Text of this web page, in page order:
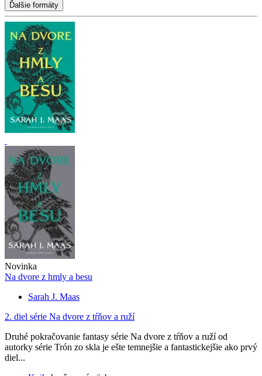
Ďalšie formáty
Novinka
Na dvore z hmly a besu
Sarah J. Maas
2. diel série Na dvore z tŕňov a ruží
Druhé pokračovanie fantasy série Na dvore z tŕňov a ruží od
autorky série Trón zo skla je ešte temnejšie a fantastickejšie ako prvý
diel...